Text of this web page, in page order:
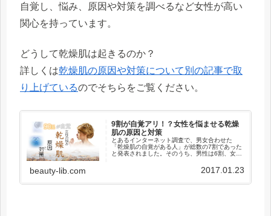
自覚し、悩み、原因や対策を調べるなど女性が高い
関心を持っています。
どうして乾燥肌は起きるのか？
詳しくは乾燥肌の原因や対策について別の記事で取
り上げているのでそちらをご覧ください。
9割が自覚アリ！？女性を悩ませる乾燥
肌の原因と対策
とあるインターネット調査で、男女合わせた
「乾燥肌の自覚がある人」が総数の7割であった
と発表されました。そのうち、男性は6割、女性
です。多くの人は季節によって乾燥肌の自覚が
beauty-lib.com 2017.01.23